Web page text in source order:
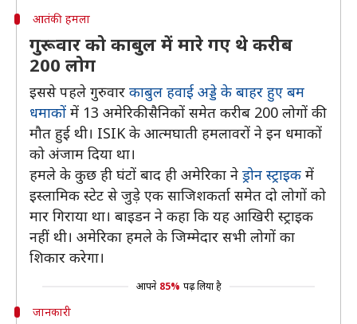
आतंकी हमला
गुरूवार को काबुल में मारे गए थे करीब
200 लोग
इससे पहले गुरुवार काबुल हवाई अड्डे के बाहर हुए बम
धमाकों में 13 अमेरिकी सैनिकों समेत करीब 200 लोगों की
मौत हुई थी। ISIK के आत्मघाती हमलावरों ने इन धमाकों
को अंजाम दिया था।
हमले के कुछ ही घंटों बाद ही अमेरिका ने ड्रोन स्ट्राइक में
इस्लामिक स्टेट से जुड़े एक साजिशकर्ता समेत दो लोगों को
मार गिराया था। बाइडन ने कहा कि यह आखिरी स्ट्राइक
नहीं थी। अमेरिका हमले के जिम्मेदार सभी लोगों का
शिकार करेगा।
आपने 85% पढ़ लिया है
जानकारी